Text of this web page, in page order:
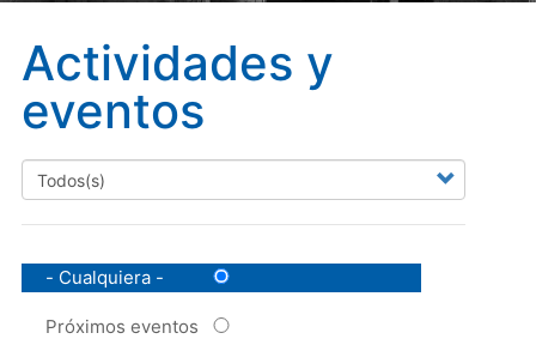
Actividades y
eventos
- Cualquiera -
Próximos eventos